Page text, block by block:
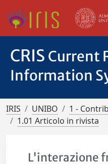
CRIS Current
Information
IRIS UNIBO
1 -
1.01 Articolo in rivista
L'interazione